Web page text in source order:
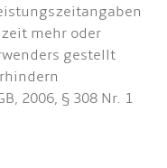
mehr oder
gestellt
2006, § 308 Nr. 1